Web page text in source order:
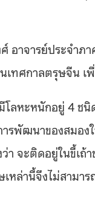
าจารย์ประจำภ
นเทศกาลตรุษจีน
โลหะหนักอยู่ 4 ชนิ
รพัฒนาของสมอง
จะติดอยู่ในขี้เถ้
หล่านี้จึงไม่สามา